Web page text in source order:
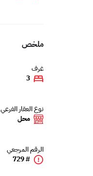
ملخص
غرف
3
نوع العقار الفرعي
محل
الرقم المرجعي
# 729